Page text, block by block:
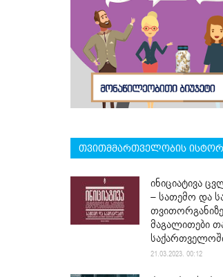
თვითმმართველობის
ინიციატივა
– სათემო და
მაგალითები
21.03.2023. 00:12